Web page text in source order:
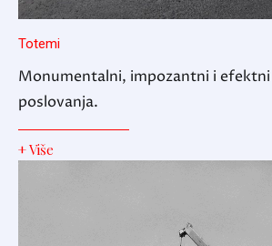
Totemi
Monumentalni, impozantni i
poslovanja.
+ Više